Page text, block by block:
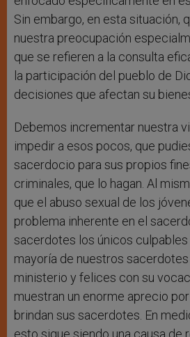
Sin embargo, en esta situación,
nuestra preocupación
que se refieren a la consulta
la participación del pueblo de
decisiones que afectan su
Debemos incrementar nuestra
impedir a esos pocos, que
sacerdocio para sus propios
criminales, que lo hagan. Al
que el abuso sexual de los
problema inherente en el
sacerdotes los únicos culpables
mayoría de nuestros
ministerio y felices con su
muestran un enorme aprecio
brindan sus sacerdotes. En
esto sigue siendo una causa de